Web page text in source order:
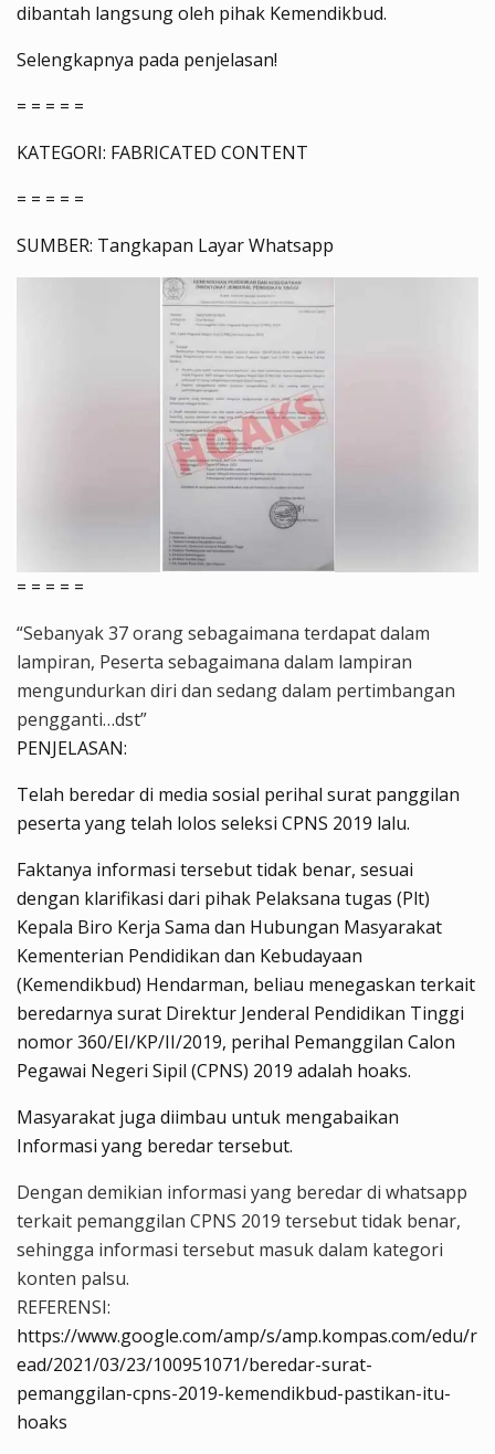
dibantah langsung oleh pihak Kemendikbud.
Selengkapnya pada penjelasan!
= = = = =
KATEGORI: FABRICATED CONTENT
= = = = =
SUMBER: Tangkapan Layar Whatsapp
= = = = =
“Sebanyak 37 orang sebagaimana terdapat dalam
lampiran, Peserta sebagaimana dalam lampiran
mengundurkan diri dan sedang dalam pertimbangan
pengganti…dst”
PENJELASAN:
Telah beredar di media sosial perihal surat panggilan
peserta yang telah lolos seleksi CPNS 2019 lalu.
Faktanya informasi tersebut tidak benar, sesuai
dengan klarifikasi dari pihak Pelaksana tugas (Plt)
Kepala Biro Kerja Sama dan Hubungan Masyarakat
Kementerian Pendidikan dan Kebudayaan
(Kemendikbud) Hendarman, beliau menegaskan terkait
beredarnya surat Direktur Jenderal Pendidikan Tinggi
nomor 360/EI/KP/II/2019, perihal Pemanggilan Calon
Pegawai Negeri Sipil (CPNS) 2019 adalah hoaks.
Masyarakat juga diimbau untuk mengabaikan
Informasi yang beredar tersebut.
Dengan demikian informasi yang beredar di whatsapp
terkait pemanggilan CPNS 2019 tersebut tidak benar,
sehingga informasi tersebut masuk dalam kategori
konten palsu.
REFERENSI:
https://www.google.com/amp/s/amp.kompas.com/edu/r
ead/2021/03/23/100951071/beredar-surat-
pemanggilan-cpns-2019-kemendikbud-pastikan-itu-
hoaks